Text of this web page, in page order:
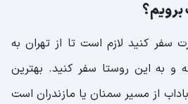
برویم؟
سفر کنید لازم است تا از تهران به
به این روستا سفر کنید. بهترین
از مسیر سمنان یا مازندران است